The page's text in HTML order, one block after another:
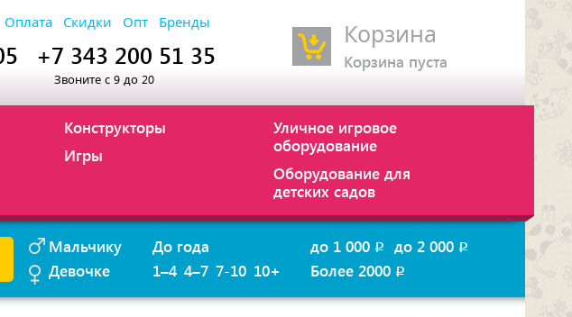
Корзина
Корзина пуста
Оплата Скидки Опт Бренды
+7 343 200 51 35
Звоните с 9 до 20
Конструкторы
Игры
Уличное игровое
оборудование
Оборудование для
детских садов
Мальчику
Девочке
До года
1–4 4–7 7-10 10+
до 1 000 p до 2 000 p
Более 2000 p